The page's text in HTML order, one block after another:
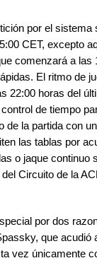
por el sistema
CET, excepto
comenzará a las
El ritmo de
22:00 horas del
de tiempo
la partida con
las tablas por
o jaque continuo
Circuito de la
por dos
que acudió
vez únicamente